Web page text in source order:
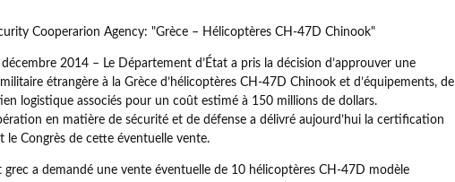
Cooperarion Agency: "Grèce – Hélicoptères CH-47D Chinook"
2014 – Le Département d’État a pris la décision d’approuver une
étrangère à la Grèce d’hélicoptères CH-47D Chinook et d’équipements, de
logistique associés pour un coût estimé à 150 millions de dollars.
en matière de sécurité et de défense a délivré aujourd’hui la certification
le Congrès de cette éventuelle vente.
grec a demandé une vente éventuelle de 10 hélicoptères CH-47D modèle